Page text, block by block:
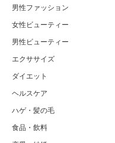
男性ファッション
女性ビューティー
男性ビューティー
エクササイズ
ダイエット
ヘルスケア
ハゲ・髪の毛
食品・飲料